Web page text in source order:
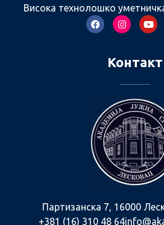
Висока технолошко
Контакт
Партизанска 7, 16000
+381 (16) 310 48 64